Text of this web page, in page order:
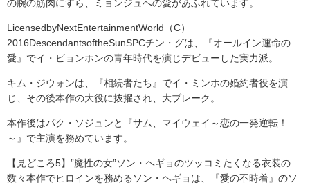
の腕の筋肉にすら、ミョンジュへの愛があふれています。
LicensedbyNextEntertainmentWorld（C）
2016DescendantsoftheSunSPCチン・グは、『オールイン運命の
愛』でイ・ビョンホンの青年時代を演じデビューした実力派。
キム・ジウォンは、『相続者たち』でイ・ミンホの婚約者役を演
じ、その後本作の大役に抜擢され、大ブレーク。
本作後はパク・ソジュンと『サム、マイウェイ～恋の一発逆転！
～』で主演を務めています。
【見どころ5】”魔性の女”ソン・ヘギョのツッコミたくなる衣装の
数々本作でヒロインを務めるソン・ヘギョは、『愛の不時着』のソ